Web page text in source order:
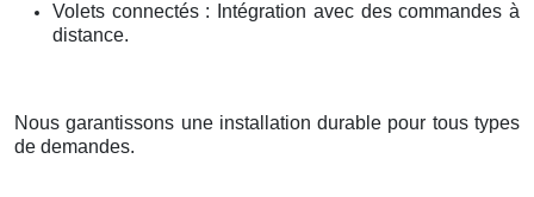
Volets connectés : Intégration avec des commandes à
distance.
Nous garantissons une installation durable pour tous types
de demandes.